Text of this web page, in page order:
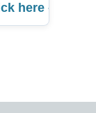
here -